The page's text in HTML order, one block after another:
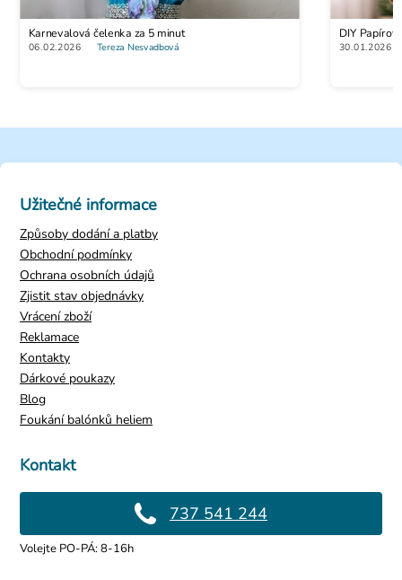
Karnevalová čelenka za 5 minut
06.02.2026 Tereza Nesvadbová
DIY
30.01.2026
Kontakt
737 541 244
Volejte PO-PÁ: 8-16h
Užitečné informace
Způsoby dodání a platby
Obchodní podmínky
Ochrana osobních údajů
Zjistit stav objednávky
Vrácení zboží
Reklamace
Kontakty
Dárkové poukazy
Blog
Foukání balónků heliem